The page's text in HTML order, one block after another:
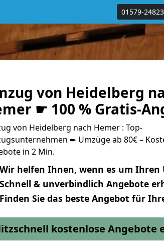
01579-
von Heidelberg
☛ 100 % Gratis-
von Heidelberg nach Hemer : Top-
➨ Umzüge ab 80€ –
in 2 Min.
Wir helfen Ihnen, wenn es um Ihren
Schnell & unverbindlich Angebote
Finden Sie das beste Angebot für
kostenlose Angebote